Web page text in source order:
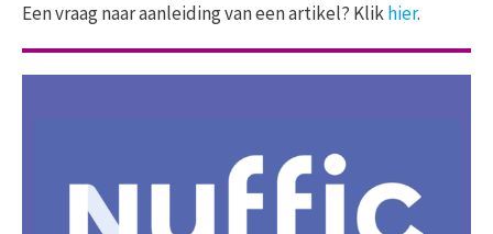
Een vraag naar aanleiding van een artikel? Klikhier.